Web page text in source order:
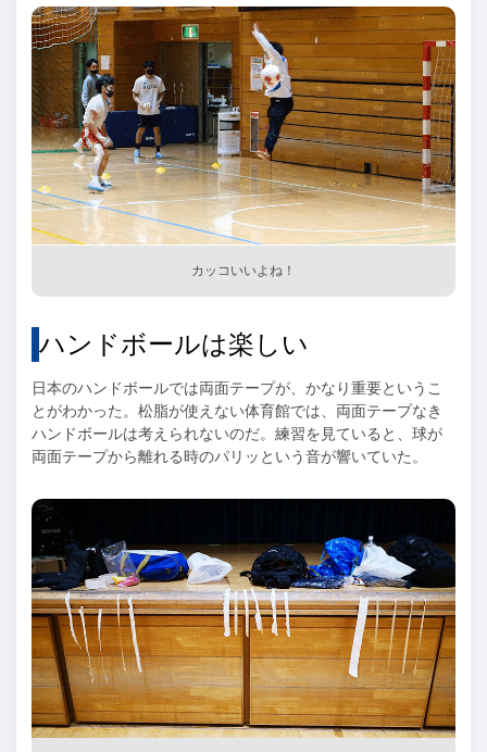
カッコいいよね！
ハンドボールは楽しい
日本のハンドボールでは両面テープが、かなり重要というこ
とがわかった。松脂が使えない体育館では、両面テープなき
ハンドボールは考えられないのだ。練習を見ていると、球が
両面テープから離れる時のパリッという音が響いていた。